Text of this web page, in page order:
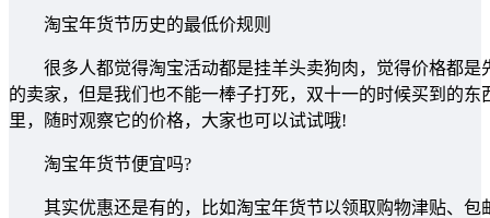
淘宝年货节历史的最低价规则
很多人都觉得淘宝活动都是挂羊头卖狗肉，觉得价格都是
的卖家，但是我们也不能一棒子打死，双十一的时候买到的
里，随时观察它的价格，大家也可以试试哦!
淘宝年货节便宜吗?
其实优惠还是有的，比如淘宝年货节以领取购物津贴、包